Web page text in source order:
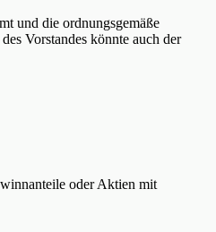
und die ordnungsgemäße
Vorstandes könnte auch der
oder Aktien mit